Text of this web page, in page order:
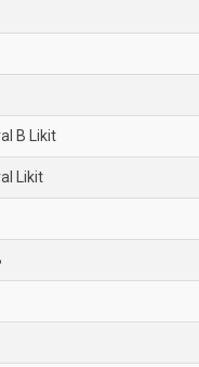
B Likit
Likit